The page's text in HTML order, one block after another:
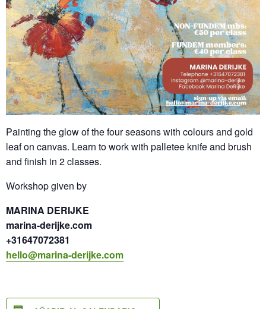
Painting the glow of the four seasons with colours and gold
leaf on canvas. Learn to work with palletee knife and brush
and finish in 2 classes.
Workshop given by
MARINA DERIJKE
marina-derijke.com
+31647072381
hello@marina-derijke.com